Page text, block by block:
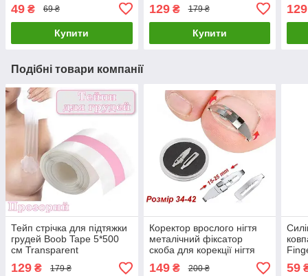
49 ₴ 69 ₴
Купити
129₴ 179 ₴
Купити
129
Подібні товари компанії
Тейп стрічка для підтяжки
грудей Boob Tape 5*500
см Transparent
129 ₴ 179 ₴
Коректор врослого нігтя
металічний фіксатор
скоба для корекції нігтя
Розмір 34-42
149₴ 200 ₴ 59